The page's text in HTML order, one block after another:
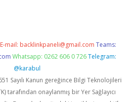
E-mail: backlinkpaneli@gmail.com Teams:
Whatsapp: 0262 606 0 726 Telegram:
@karabul
Sayılı Kanun gereğince Bilgi Teknolojileri
tarafından onaylanmış bir Yer Sağlayıcı